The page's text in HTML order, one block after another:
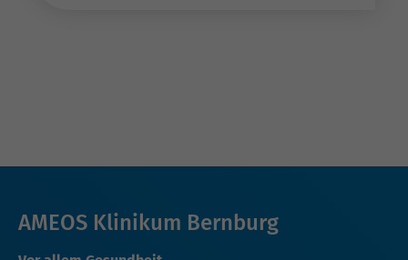
AMEOS Klinikum Bernburg